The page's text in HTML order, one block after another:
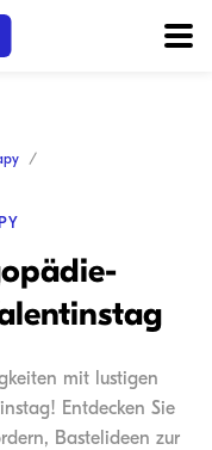
mit lustigen
Entdecken Sie
Bastelideen zur